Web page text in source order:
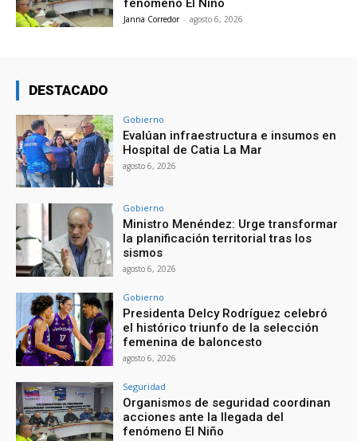
fenómeno El Niño
Janna Corredor - agosto 6, 2026
DESTACADO
Gobierno
Evalúan infraestructura e insumos en
Hospital de Catia La Mar
agosto 6, 2026
Gobierno
Ministro Menéndez: Urge transformar
la planificación territorial tras los
sismos
agosto 6, 2026
Gobierno
Presidenta Delcy Rodríguez celebró
el histórico triunfo de la selección
femenina de baloncesto
agosto 6, 2026
Seguridad
Organismos de seguridad coordinan
acciones ante la llegada del
fenómeno El Niño